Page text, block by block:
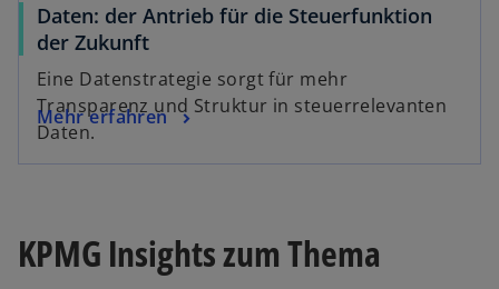
Daten: der Antrieb für die Steuerfunktion
der Zukunft
Eine Datenstrategie sorgt für mehr
Transparenz und Struktur in steuerrelevanten
Daten.
Mehr erfahren
KPMG Insights zum Thema